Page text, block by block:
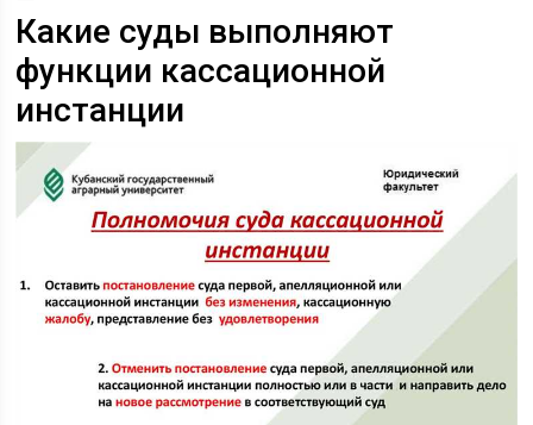
Какие суды выполняют
функции кассационной
инстанции